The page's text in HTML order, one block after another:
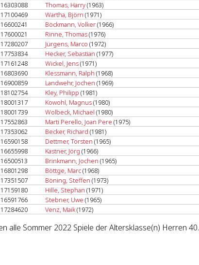
16303088 Thomas, Harry(1963)
17100469 Wartha, Björn (1971)
16600241 Böckmann, Volker(1966)
17600021 Rinne, Thomas(1976)
17280207 Jürgens, Marco (1972)
17753834 Hecker, Sebastian (1977)
17161248 Wickel, Jens(1971)
16803690 Klessmann, Ralph (1968)
16900859 Landwehr, Jochen (1969)
18102754 Kley, Philipp (1981)
18001317 Kowohl, Magnus(1980)
18001739 Wolbeck, Michael (1980)
17552863 Marti Perello, Joan Pere (1975)
17353062 Becker, Richard (1981)
16590158 Dettmer, Torsten (1965)
16655998 Kastner, Jörg (1966)
16500513 Brinkmann, Jochen (1965)
16801298 Böttge, Marc(1968)
17351507 Böning, Steffen (1973)
17159180 Hille, Stephan (1971)
16591766 Stebner, Uwe (1965)
17284620 Venz, Maik(1972)
alle Sommer 2022 Spiele der Altersklasse(n) Herren 40.